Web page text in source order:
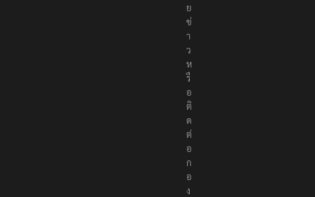
ย
ข่
า
ว
ห
รื
อ
ติ
ด
ต่
อ
ก
อ
ง